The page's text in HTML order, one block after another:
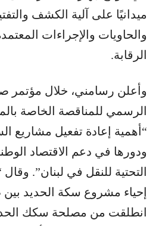
ميدانيًا على آلية الكشف
والحاويات والإجراءات
الرقابة.
وأعلن رسامني، خلال مؤتمر
الرسمي للمناقصة الخاصة
“أهمية إعادة تفعيل مشاريع
ودورها في دعم الاقتصاد
التحتية للنقل في لبنان”.
إحياء مشروع سكة الحديد
انطلقت من مصلحة سكك